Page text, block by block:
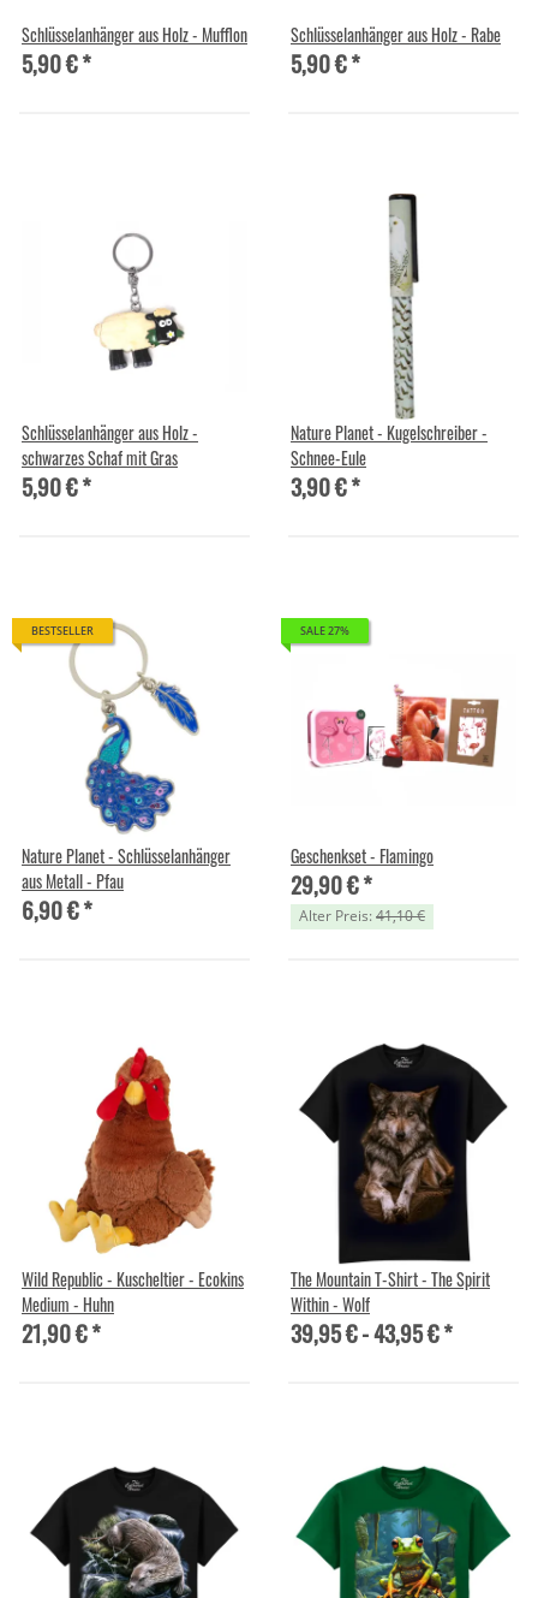
Schlüsselanhänger aus Holz - Mufflon
5,90 €*
Schlüsselanhänger aus Holz - Rabe
5,90 €*
Schlüsselanhänger aus Holz -
schwarzes Schaf mit Gras
5,90 €*
Nature Planet - Kugelschreiber -
Schnee-Eule
3,90 €*
BESTSELLER
Nature Planet - Schlüsselanhänger
aus Metall - Pfau
6,90 €*
SALE 27%
Geschenkset - Flamingo
29,90 €*
Alter Preis: 41,10 €
Wild Republic - Kuscheltier - Ecokins
Medium - Huhn
21,90 €*
The Mountain T-Shirt - The Spirit
Within - Wolf
39,95 € -43,95 €*